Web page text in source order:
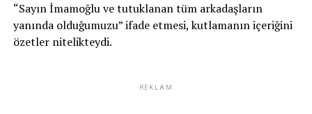
“Sayın İmamoğlu ve tutuklanan tüm arkadaşların
yanında olduğumuzu” ifade etmesi, kutlamanın içeriğini
özetler nitelikteydi.
REKLAM